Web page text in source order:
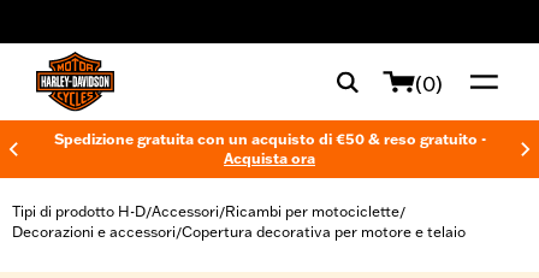
(0)
Spedizione gratuita con un acquisto di €50 & reso gratuito -
Acquista ora
Tipi di prodotto H-D/Accessori/Ricambi per motociclette/
Decorazioni e accessori/Copertura decorativa per motore e telaio